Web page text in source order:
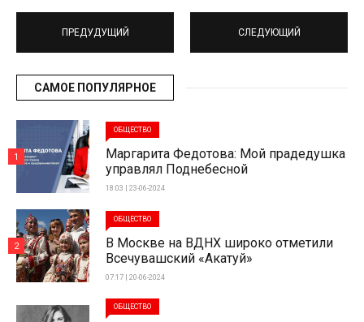
ПРЕДУДУЩИЙ СЛЕДУЮЩИЙ
САМОЕ ПОПУЛЯРНОЕ
ОБЩЕСТВО
Маргарита Федотова: Мой прадедушка
управлял Поднебесной
18:03 | 23-06-2024
1
ОБЩЕСТВО
В Москве на ВДНХ широко отметили
Всечувашский «Акатуй»
07:17 | 20-06-2024
2
ОБЩЕСТВО